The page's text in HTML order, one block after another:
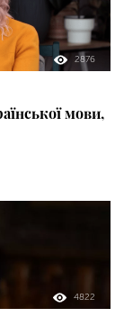
2876
мови,
4822